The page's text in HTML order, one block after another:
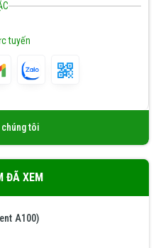
công nghiệp của
tuyến
chúng tôi
ĐÃ XEM
A100)